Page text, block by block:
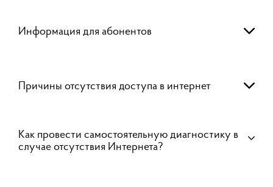
Информация для абонентов
Причины отсутствия доступа в интернет
Как провести самостоятельную диагностику в
случае отсутствия Интернета?